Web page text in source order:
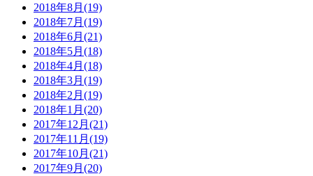
2018年8月(19)
2018年7月(19)
2018年6月(21)
2018年5月(18)
2018年4月(18)
2018年3月(19)
2018年2月(19)
2018年1月(20)
2017年12月(21)
2017年11月(19)
2017年10月(21)
2017年9月(20)